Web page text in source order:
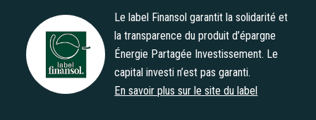
Label Finansol
Le label Finansol garantit la solidarité et
la transparence du produit d’épargne
Énergie Partagée Investissement. Le
capital investi n’est pas garanti.
En savoir plus sur le site du label